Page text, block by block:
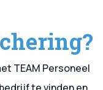
TEAM Personeel